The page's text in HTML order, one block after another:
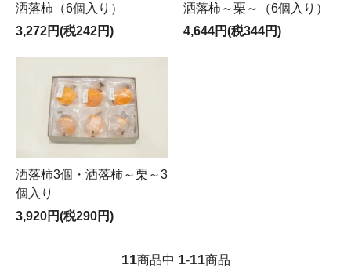
洒落柿（6個入り）
3,272円(税242円)
洒落柿～栗～（6個入り）
4,644円(税344円)
洒落柿3個・洒落柿～栗～3
個入り
3,920円(税290円)
11商品中 1-11商品